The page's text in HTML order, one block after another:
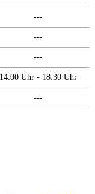
---
---
---
14:00 Uhr - 18:30 Uhr
---